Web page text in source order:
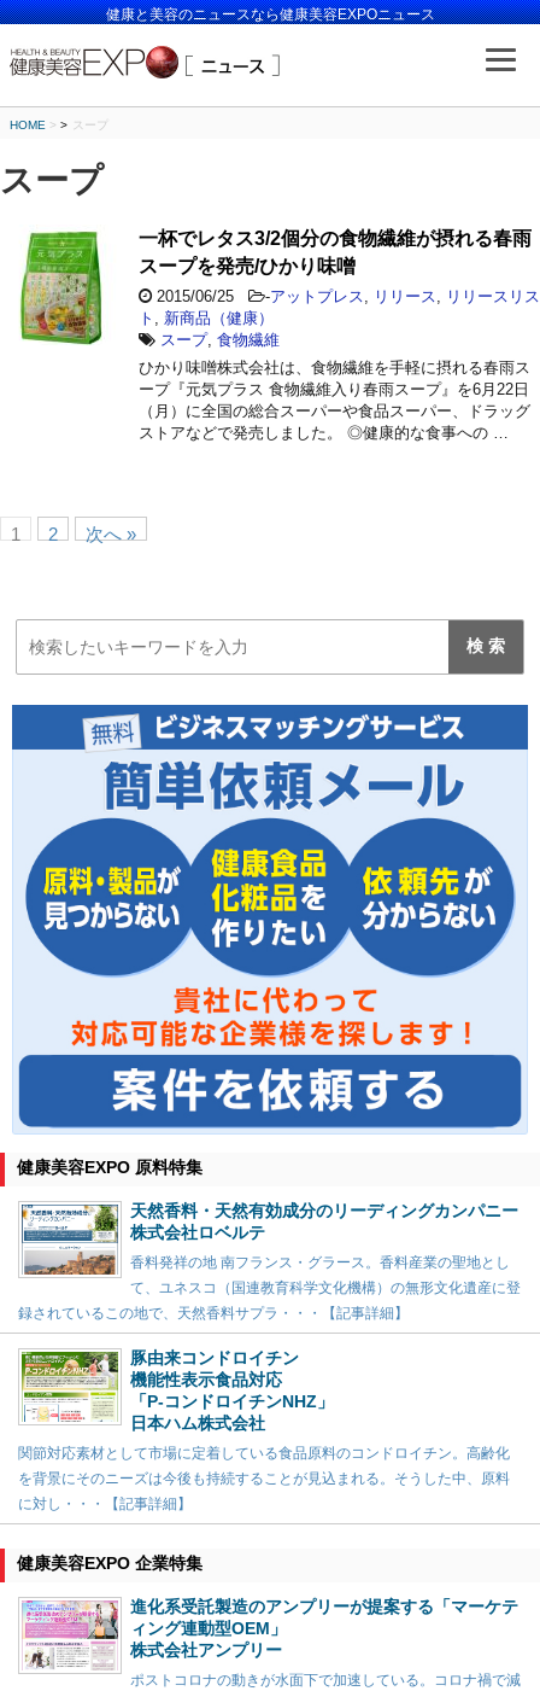
健康と美容のニュースなら健康美容EXPOニュース
HOME > スープ
スープ
一杯でレタス3/2個分の食物繊維が摂れる春雨
スープを発売/ひかり味噌
2015/06/25 -アットプレス リリース
リリースリス
ト
新商品（健康）
スープ, 食物繊維
ひかり味噌株式会社は、食物繊維を手軽に摂れる春雨ス
ープ『元気プラス 食物繊維入り春雨スープ』を6月22日
（月）に全国の総合スーパーや食品スーパー、ドラッグ
ストアなどで発売しました。 ◎健康的な食事への …
1 2 次へ »
健康美容EXPO 原料特集
天然香料・天然有効成分のリーディングカンパニー
株式会社ロベルテ
香料発祥の地 南フランス・グラース。香料産業の聖地とし
て、ユネスコ（国連教育科学文化機構）の無形文化遺産に登
録されているこの地で、天然香料サプラ・・・【記事詳細】
豚由来コンドロイチン
機能性表示食品対応
「P-コンドロイチンNHZ」
日本ハム株式会社
関節対応素材として市場に定着している食品原料のコンドロイチン。高齢化
を背景にそのニーズは今後も持続することが見込まれる。そうした中、原料
に対し・・・【記事詳細】
健康美容EXPO 企業特集
進化系受託製造のアンプリーが提案する「マーケテ
ィング連動型OEM」
株式会社アンプリー
ポストコロナの動きが水面下で加速している。コロナ禍で減